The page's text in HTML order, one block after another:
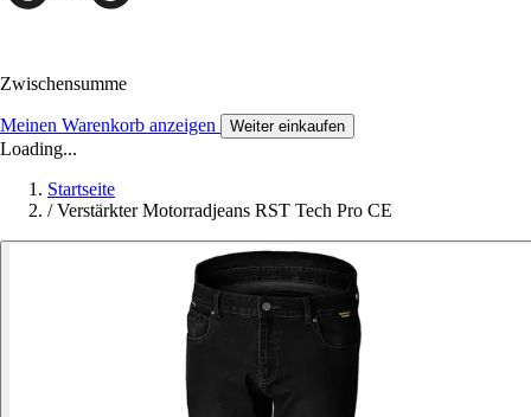
Zwischensumme
Meinen Warenkorb anzeigen Weiter einkaufen
Loading...
Startseite
/ Verstärkter Motorradjeans RST Tech Pro CE